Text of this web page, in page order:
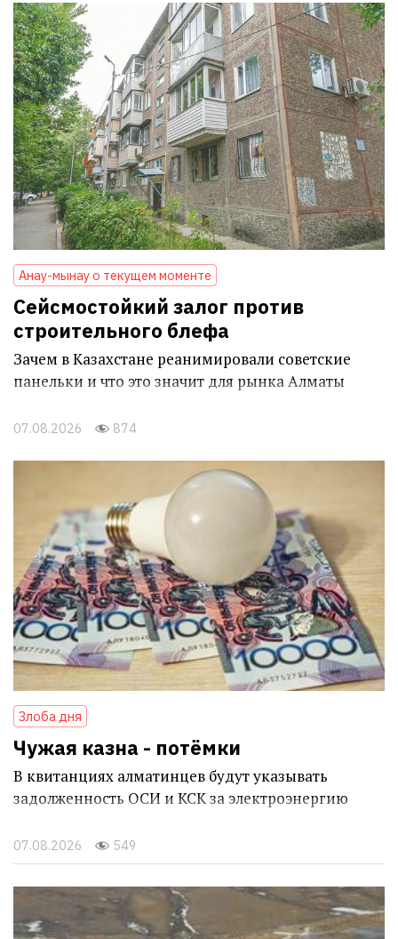
Анау-мынау о текущем моменте
Сейсмостойкий залог против
строительного блефа
Зачем в Казахстане реанимировали советские
панельки и что это значит для рынка Алматы
07.08.2026 874
Злоба дня
Чужая казна - потёмки
В квитанциях алматинцев будут указывать
задолженность ОСИ и КСК за электроэнергию
07.08.2026 549